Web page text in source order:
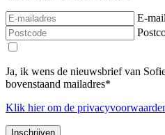
E-
Ja, ik wens de nieuwsbrief van
bovenstaand mailadres*
Klik hierom de